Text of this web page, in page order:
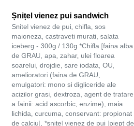
Șnițel vienez pui sandwich
Snitel vienez de pui, chifla, sos
maioneza, castraveti murati, salata
iceberg - 300g / 130g *Chifla [faina alba
de GRAU, apa, zahar, ulei floarea
soarelui, drojdie, sare iodata, OU,
amelioratori (faina de GRAU,
emulgatori: mono si digliceride ale
acizilor grasi, dextroza, agent de tratare
a fainii: acid ascorbic, enzime), maia
lichida, curcuma, conservant: propionat
de calciu], *snitel vienez de pui [piept de